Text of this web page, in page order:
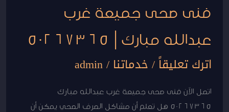
فنى صحى جميعة غرب
عبدالله مبارك | 50267365
اترك تعليقاً/خدماتنا /
admin
اتصل الآن فنى صحى جميعة غرب عبدالله مبارك
50267365 هل تعلم أن مشاكل الصرف الصحي يمكن أن